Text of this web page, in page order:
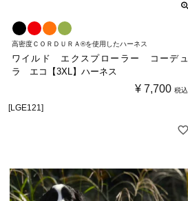
高密度ＣＯＲＤＵＲＡ®を使用したハーネス
ワイルド エクスプローラー コーデュ
ラ エコ【3XL】ハーネス
¥ 7,700 税込
[LGE121]